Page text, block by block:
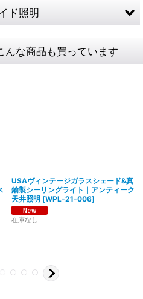
ーまで自店で行う一貫
ティーク照明のリメイクやオ
納品、修理などのアフタフォ
ド照明
らず愛され続けるソケ
んな商品も買っています
USAヴィンテージガラスシェード&真
鍮製シーリングライト｜アンティーク
天井照明 [WPL-21-006]
在庫なし